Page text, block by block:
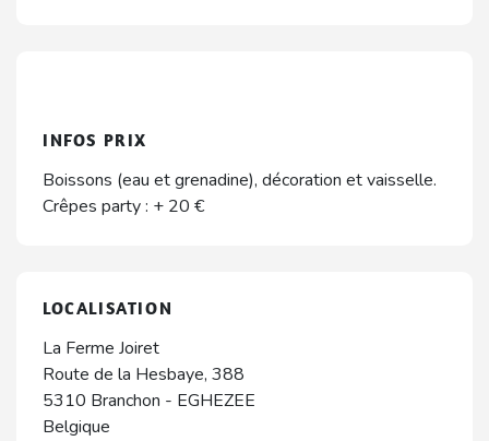
INFOS PRIX
Boissons (eau et grenadine), décoration et vaisselle.
Crêpes party : + 20 €
LOCALISATION
La Ferme Joiret
Route de la Hesbaye, 388
5310 Branchon - EGHEZEE
Belgique